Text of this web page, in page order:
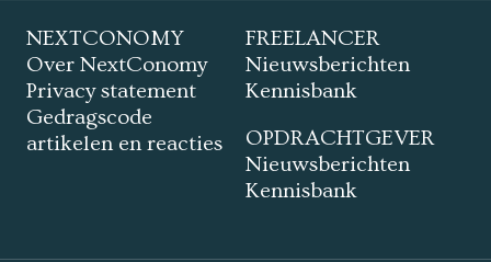
NEXTCONOMY
Over NextConomy
Privacy statement
Gedragscode
artikelen en reacties
FREELANCER
Nieuwsberichten
Kennisbank
OPDRACHTGEVER
Nieuwsberichten
Kennisbank